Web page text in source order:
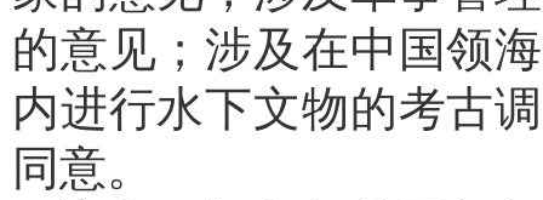
的意见；涉及在中国领
内进行水下文物的考古
同意。